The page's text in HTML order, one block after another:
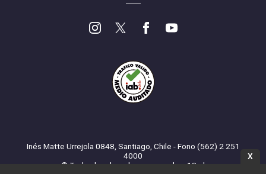
Inés Matte Urrejola 0848, Santiago, Chile - Fono (562) 2 251
4000
© Todos los derechos reservados. 13.cl
X